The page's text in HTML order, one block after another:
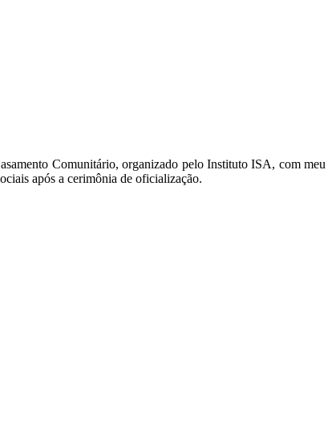
Comunitário, organizado pelo Instituto ISA, com meu
após a cerimônia de oficialização.